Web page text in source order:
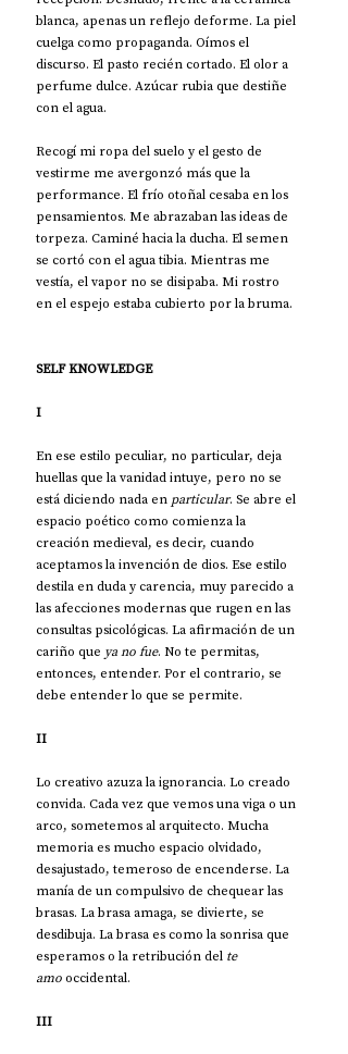
blanca, apenas un reflejo deforme. La piel
cuelga como propaganda. Oímos el
discurso. El pasto recién cortado. El olor a
perfume dulce. Azúcar rubia que destiñe
con el agua.
Recogí mi ropa del suelo y el gesto de
vestirme me avergonzó más que la
performance. El frío otoñal cesaba en los
pensamientos. Me abrazaban las ideas de
torpeza. Caminé hacia la ducha. El semen
se cortó con el agua tibia. Mientras me
vestía, el vapor no se disipaba. Mi rostro
en el espejo estaba cubierto por la bruma.
SELF KNOWLEDGE
I
En ese estilo peculiar, no particular, deja
huellas que la vanidad intuye, pero no se
está diciendo nada en particular. Se abre el
espacio poético como comienza la
creación medieval, es decir, cuando
aceptamos la invención de dios. Ese estilo
destila en duda y carencia, muy parecido a
las afecciones modernas que rugen en las
consultas psicológicas. La afirmación de un
cariño que ya no fue. No te permitas,
entonces, entender. Por el contrario, se
debe entender lo que se permite.
II
Lo creativo azuza la ignorancia. Lo creado
convida. Cada vez que vemos una viga o un
arco, sometemos al arquitecto. Mucha
memoria es mucho espacio olvidado,
desajustado, temeroso de encenderse. La
manía de un compulsivo de chequear las
brasas. La brasa amaga, se divierte, se
desdibuja. La brasa es como la sonrisa que
esperamos o la retribución del te
amo occidental.
III